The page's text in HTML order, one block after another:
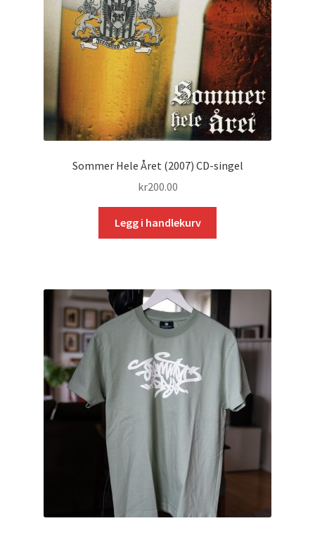
Sommer Hele Året (2007) CD-singel
kr200.00
Legg i handlekurv